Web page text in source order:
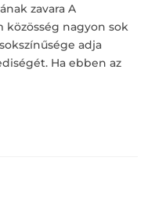
zavara A
nagyon sok
adja
Ha ebben az